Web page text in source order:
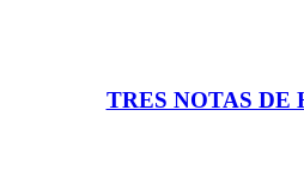
TRES NOTAS DE